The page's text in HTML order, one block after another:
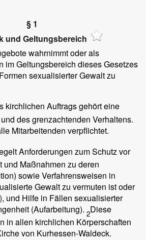
§ 1
und Geltungsbereich
wahrnimmt oder als
im Geltungsbereich dieses Gesetzes
sexualisierter Gewalt zu
kirchlichen Auftrags gehört eine
des grenzachtenden Verhaltens.
Mitarbeitenden verpflichtet.
Anforderungen zum Schutz vor
und Maßnahmen zu deren
sowie Verfahrensweisen in
Gewalt zu vermuten ist oder
und Hilfe in Fällen sexualisierter
(Aufarbeitung). 2Diese
in allen kirchlichen Körperschaften
von Kurhessen-Waldeck.